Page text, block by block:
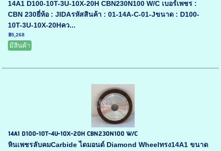
14A1 D100-10T-3U-10X-20H CBN230N100 W/C เบอร์เพชร :
CBN 230ยี่ห้อ : JIDAรหัสสินค้า : 01-14A-C-01-Jขนาด : D100-
10T-3U-10X-20Hคว...
฿5,268
มีสินค้า
14A1 D100-10T-4U-10X-20H CBN230N100 W/C
หินเพชรลับคมCarbide ไดมอนด์ Diamond Wheelทรง14A1 ขนาด